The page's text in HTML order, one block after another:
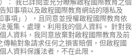
： 我已詳閱並充分瞭解啟程國際教育之個
知事項以及啟程國際教育網站的隱私及
事項」），且同意並授權啟程國際教育依
蒐集、處理、利用我的個人資料。 針對我
人資料，我同意放棄對啟程國際教育及前
輸對象請求任何之損害賠償，但啟程國
人資料保護法者，不在此限。